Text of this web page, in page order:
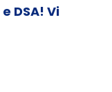
DSA! Vi